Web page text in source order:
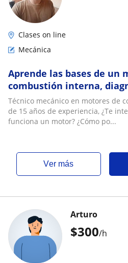
Clases on line
Mecánica
Aprende las bases de un
combustión interna,
funcionamiento
Técnico mecánico en motores de
de 15 años de experiencia, ¿Te
funciona un motor? ¿Cómo po...
ver más
$300/h
Arturo